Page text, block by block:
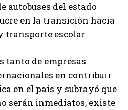
autobuses del estado
en la transición hacia
transporte escolar.
tanto de empresas
en contribuir
en el país y subrayó que
serán inmediatos, existe